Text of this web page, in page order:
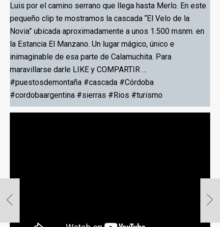
Luis por el camino serrano que llega hasta Merlo. En este
pequeño clip te mostramos la cascada “El Velo de la
Novia” ubicada aproximadamente a unos 1.500 msnm. en
la Estancia El Manzano. Un lugar mágico, único e
inimaginable de esa parte de Calamuchita. Para
maravillarse darle LIKE y COMPARTIR …
#puestosdemontaña #cascada #Córdoba
#cordobaargentina #sierras #Rios #turismo